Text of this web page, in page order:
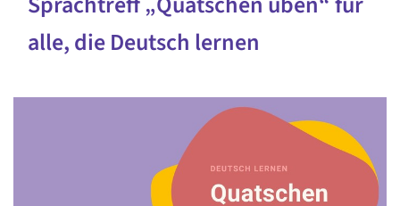
alle, die Deutsch lernen